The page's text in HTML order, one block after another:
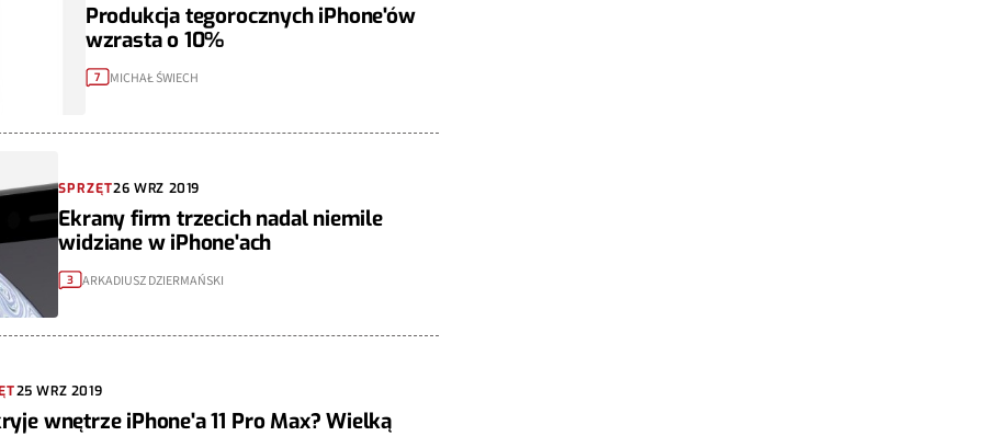
Produkcja tegorocznych iPhone'ów
wzrasta o 10%
7 MICHAŁ ŚWIECH
SPRZĘT26 WRZ 2019
Ekrany firm trzecich nadal niemile
widziane w iPhone'ach
3 ARKADIUSZ DZIERMAŃSKI
25 WRZ 2019
wnętrze iPhone'a 11 Pro Max? Wielką